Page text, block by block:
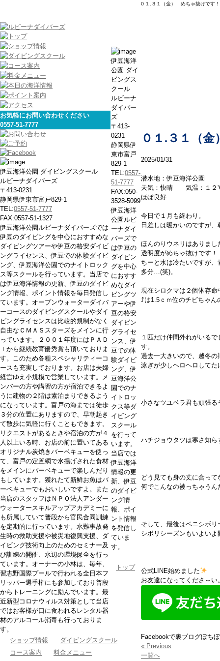
０１.３１（金） めちゃ抜けです！
お気軽にお問い合わせください
0557-51-7777
伊豆海洋公園 ダイビングスクール
ルビーナダイバーズ
〒413-0231
静岡県伊東市富戸829-1
TEL:0557-51-7777
FAX:0557-51-1327
伊豆海洋公園ルビーナダイバーズでは
伊豆のダイビングを中心におすすめな
ダイビングツアーや伊豆の格安ダイビ
ングライセンス、伊豆での体験ダイビ
ング、伊豆海洋公園でのナイトロック
ス等スクールを行っています。当店で
は伊豆海洋情報の更新、伊豆のダイビ
ング情報、ポイント情報を毎日発信し
ています。オープンウォーターダイバ
ーコースのダイビングスクールやダイ
ビングライセンスは比較的規制がなく
自由なＣＭＡＳスターズをメインに行
っています。２００１年度にはＰＡＤ
Ｉから継続教育優秀賞も頂いておりま
す。このため各種スペシャリティーコ
ースも充実しております。お店は夫婦
経営ゆえ小規模で営業しています。メ
ンバーの方や講習の方が宿泊できるよ
うに建物の２階は素泊まりできるよう
になっています。富戸の海までは徒歩
３分の位置にありますので、早朝起き
て散歩に気軽に行くこともできます。
リクエストがあるときや宿泊の方が４
人以上いる時、お店の前に置いてある
オリジナル炭焼きバーベキューを使っ
て、富戸の定置網で水揚げされた食材
をメインにバーベキューで楽しんだり
もしています。獲れたて新鮮お魚はバ
ーベキューでもおいしいですよ。また
当店のスタッフはＮＰＯ法人アンダー
ウォータースキルアップアカデミーに
も所属していて普段から官民合同訓練
を定期的に行っています。水難事故発
生時の救助支援や被災地復興支援、ダ
イビング技術向上のためのセミナー及
び訓練の開催、水辺の環境保全を行っ
ています。オーナーの小林は、毎年、
習志野国際プールで行われる全日本フ
リッパー選手権にも参加しており普段
からトレーニングに励んでいます。最
近新型コロナウィルス対策として当店
ではお客様が口に食われるレンタル器
材のアルコール消毒も行っておりま
す。
０１.３１（
2025/01/31
潜水地：伊豆海洋公園
天気：快晴 気温：１
ほぼ良好
今日で１月も終わり。
日差しは暖かいのですが
ほんのりウネリはありま
透明度がめちゃ抜けです
ちーと水は冷たいですが
多分…(笑)。
現在シロクマは２個体存命
⤴は1.5ｃｍ位のチビちゃ
１匹だけ仲間外れがいる
す。
過去一大きいので、越冬
泳ぎが少しヘロヘロして
小さなツユベラ君も頑張る
ハチジョウタツは寒さ知
どう見ても身の丈に合っ
何でこんなの被っちゃう
そして、最後はベニシボ
シボリシーズンもいよいよ
公式LINE始めました
お友達になってくださ～い
Facebookで裏ブログぼち
« Previous
一覧へ
伊豆海洋
公園 ダイ
ビングス
クール
ルビーナ
ダイバー
ズ
〒413-
0231
静岡県伊
東市富戸
829-1
TEL:0557-
51-7777
FAX:050-
3528-5099
伊豆海洋
公園ルビ
ーナダイ
バーズで
は伊豆の
ダイビン
グを中心
におすす
めなダイ
ビングツ
アーや伊
豆の格安
ダイビン
グライセ
ンス、伊
豆での体
験ダイビ
ング、伊
豆海洋公
園でのナ
イトロッ
クス等ダ
イビング
スクール
を行って
います。
当店では
伊豆海洋
情報の更
新、伊豆
のダイビ
ング情
報、ポイ
ント情報
を発信し
ていま
す。
トップ
ショップ情報
ダイビングスクール
コース案内
料金メニュー